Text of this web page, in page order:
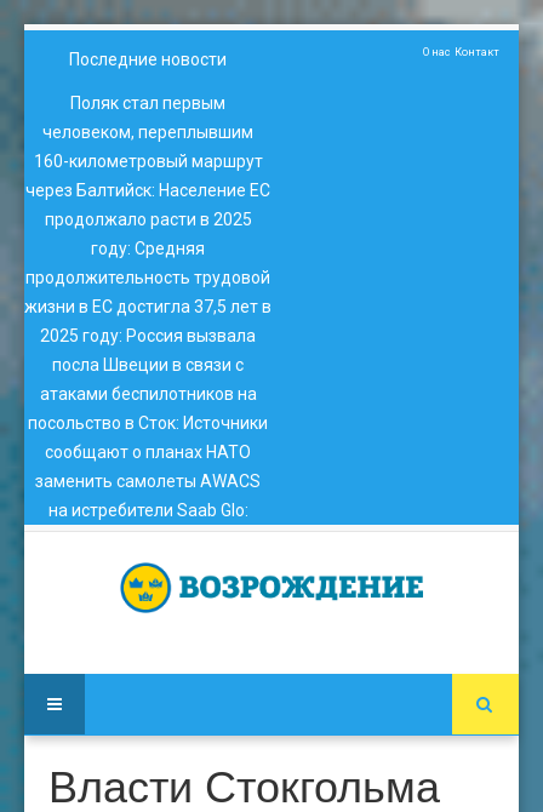
Последние новости
Поляк стал первым
человеком, переплывшим
160-километровый маршрут
через Балтийск: Население ЕС
продолжало расти в 2025
году: Средняя
продолжительность трудовой
жизни в ЕС достигла 37,5 лет в
2025 году: Россия вызвала
посла Швеции в связи с
атаками беспилотников на
посольство в Сток: Источники
сообщают о планах НАТО
заменить самолеты AWACS
на истребители Saab Glo:
О нас Контакт
Власти Стокгольма